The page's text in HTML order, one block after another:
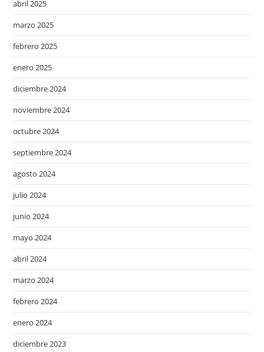
abril 2025
marzo 2025
febrero 2025
enero 2025
diciembre 2024
noviembre 2024
octubre 2024
septiembre 2024
agosto 2024
julio 2024
junio 2024
mayo 2024
abril 2024
marzo 2024
febrero 2024
enero 2024
diciembre 2023